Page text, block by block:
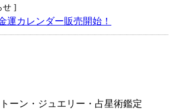
せ ]
運カレンダー販売開始！
ーン・ジュエリー・占星術鑑定